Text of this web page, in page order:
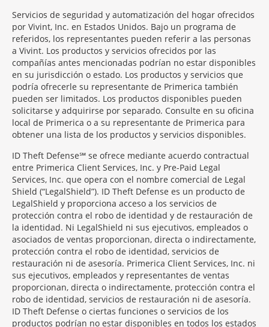
Servicios de seguridad y automatización del hogar ofrecidos
por Vivint, Inc. en Estados Unidos. Bajo un programa de
referidos, los representantes pueden referir a las personas
a Vivint. Los productos y servicios ofrecidos por las
compañías antes mencionadas podrían no estar disponibles
en su jurisdicción o estado. Los productos y servicios que
podría ofrecerle su representante de Primerica también
pueden ser limitados. Los productos disponibles pueden
solicitarse y adquirirse por separado. Consulte en su oficina
local de Primerica o a su representante de Primerica para
obtener una lista de los productos y servicios disponibles.
ID Theft Defense℠ se ofrece mediante acuerdo contractual
entre Primerica Client Services, Inc. y Pre-Paid Legal
Services, Inc. que opera con el nombre comercial de Legal
Shield (“LegalShield”). ID Theft Defense es un producto de
LegalShield y proporciona acceso a los servicios de
protección contra el robo de identidad y de restauración de
la identidad. Ni LegalShield ni sus ejecutivos, empleados o
asociados de ventas proporcionan, directa o indirectamente,
protección contra el robo de identidad, servicios de
restauración ni de asesoría. Primerica Client Services, Inc. ni
sus ejecutivos, empleados y representantes de ventas
proporcionan, directa o indirectamente, protección contra el
robo de identidad, servicios de restauración ni de asesoría.
ID Theft Defense o ciertas funciones o servicios de los
productos podrían no estar disponibles en todos los estados